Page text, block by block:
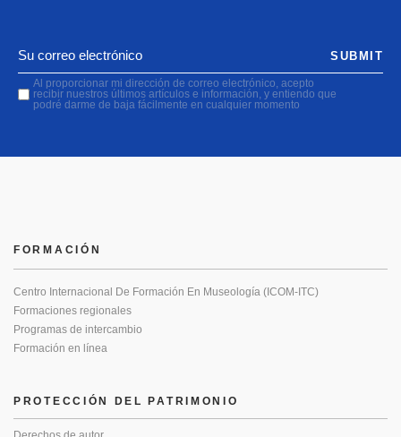
Al proporcionar mi dirección de correo electrónico, acepto
recibir nuestros últimos artículos e información, y entiendo que
podré darme de baja fácilmente en cualquier momento
SUBMIT
PROTECCIÓN DEL PATRIMONIO
FORMACIÓN
Centro Internacional De Formación En Museología (ICOM-ITC)
Formaciones regionales
Programas de intercambio
Formación en línea